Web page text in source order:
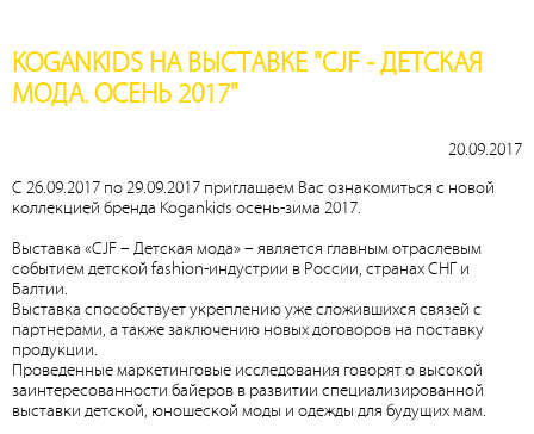
KOGANKIDS НА ВЫСТАВКЕ "CJF - ДЕТСКАЯ
МОДА. ОСЕНЬ 2017"
20.09.2017
С 26.09.2017 по 29.09.2017 приглашаем Вас ознакомиться с новой
коллекцией бренда Kogankids осень-зима 2017.
Выставка «CJF – Детская мода» – является главным отраслевым
событием детской fashion-индустрии в России, странах СНГ и
Балтии.
Выставка способствует укреплению уже сложившихся связей с
партнерами, а также заключению новых договоров на поставку
продукции.
Проведенные маркетинговые исследования говорят о высокой
заинтересованности байеров в развитии специализированной
выставки детской, юношеской моды и одежды для будущих мам.